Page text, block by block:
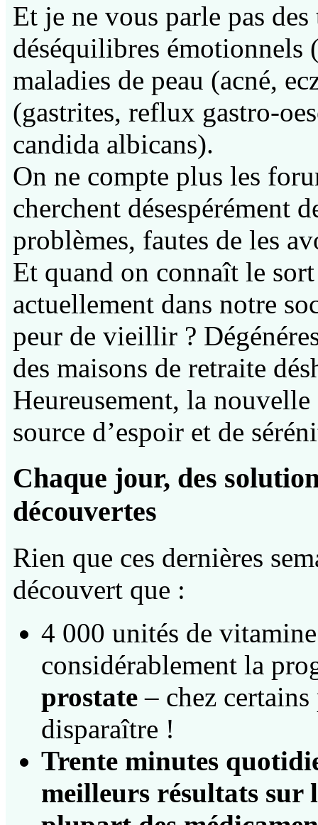
Et je ne vous parle pas
déséquilibres émotionnels
maladies de peau (acné,
(gastrites, reflux gastro-
candida albicans).
On ne compte plus les
cherchent désespérément
problèmes, fautes de les
Et quand on connaît le sort
actuellement dans notre
peur de vieillir ?
des maisons de retraite
Heureusement, la
source d’espoir et de
Chaque jour, des
découvertes
Rien que ces dernières
découvert que :
4 000 unités de
considérablement la
prostate – chez
disparaître !
Trente minutes
meilleurs résultats sur